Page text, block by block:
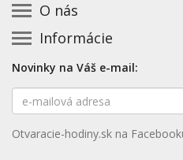
O nás
Kontakt na prevádzkovateľa
Zásady používania cookies
Prehlásenie o prístupnosti
Mapa stránok
Informácie
Základná registrácia
Platené služby
Nenašli ste otváracie
Aktualizácia otváracích
Novinky na Váš e-mail:
E-
mailová
Otvaracie-hodiny.sk na